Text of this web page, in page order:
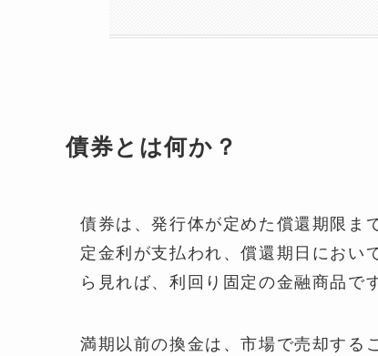
債券とは何か？
債券は、発行体が定めた償還期限ま
定金利が支払われ、償還期日におい
ら見れば、利回り固定の金融商品です
満期以前の換金は、市場で売却する